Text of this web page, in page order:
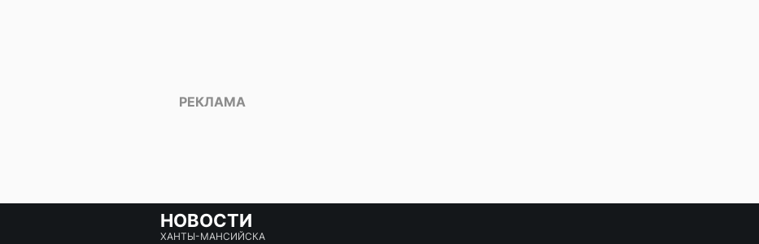
НОВОСТИ
ХАНТЫ-МАНСИЙСКА